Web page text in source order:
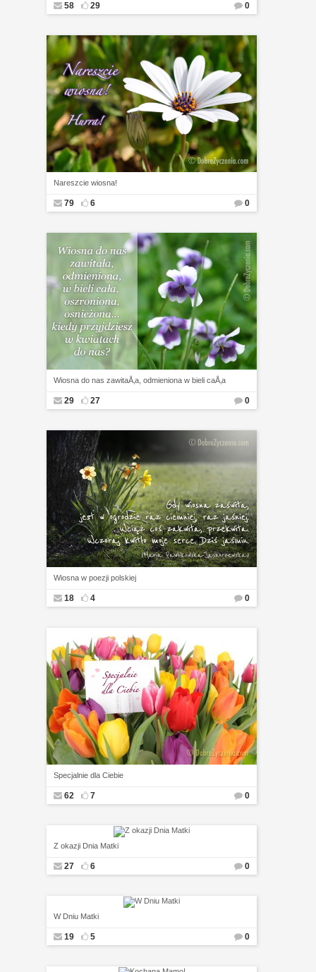
58 29 0
Nareszcie wiosna!
79 6 0
Wiosna do nas zawitaÅ‚a, odmieniona w bieli caÅ‚a
29 27 0
Wiosna w poezji polskiej
18 4 0
Specjalnie dla Ciebie
62 7 0
Z okazji Dnia Matki
27 6 0
W Dniu Matki
19 5 0